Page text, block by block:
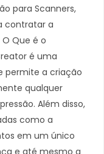
para Scanners,
contratar a
Que é o
é uma
permite a criação
qualquer
Além disso,
como a
em um único